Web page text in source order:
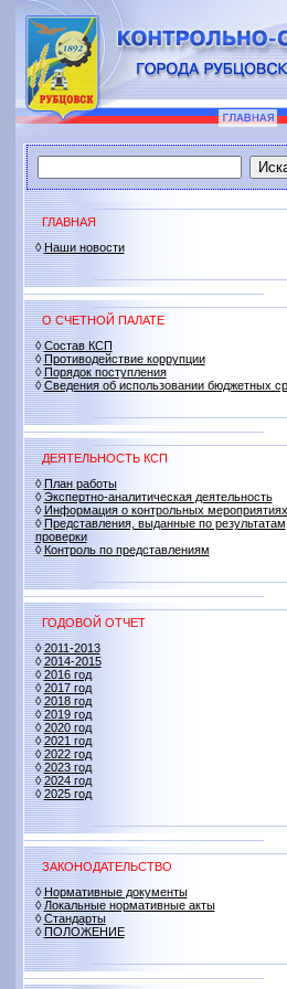
ГЛАВНАЯ
◊Наши новости
О СЧЕТНОЙ ПАЛАТЕ
◊Состав КСП
◊Противодействие коррупции
◊Порядок поступления
◊Сведения об использовании бюджетных
ДЕЯТЕЛЬНОСТЬ КСП
◊План работы
◊Экспертно-аналитическая деятельность
◊Информация о контрольных мероприятиях
◊Представления, выданные по результатам
проверки
◊Контроль по представлениям
ГОДОВОЙ ОТЧЕТ
◊2011-2013
◊2014-2015
◊2016 год
◊2017 год
◊2018 год
◊2019 год
◊2020 год
◊2021 год
◊2022 год
◊2023 год
◊2024 год
◊2025 год
ЗАКОНОДАТЕЛЬСТВО
◊Нормативные документы
◊Локальные нормативные акты
◊Стандарты
◊ПОЛОЖЕНИЕ